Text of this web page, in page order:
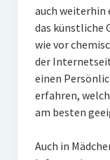
auch weiterhin
das künstliche
wie vor
der
einen
erfahren,
am besten
Auch in